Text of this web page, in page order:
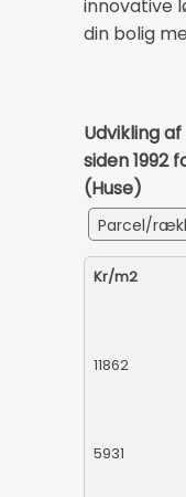
innovative
din bolig
Udvikling
siden
(Huse)
Kr/m2
11862
5931